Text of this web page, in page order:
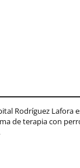
Rodríguez Lafora
de terapia con